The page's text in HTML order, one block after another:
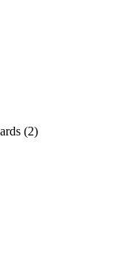
(2)